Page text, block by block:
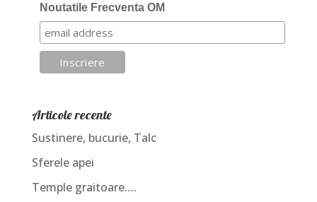
Noutatile Frecventa OM
Articole recente
Sustinere, bucurie, Talc
Sferele apei
Temple graitoare….